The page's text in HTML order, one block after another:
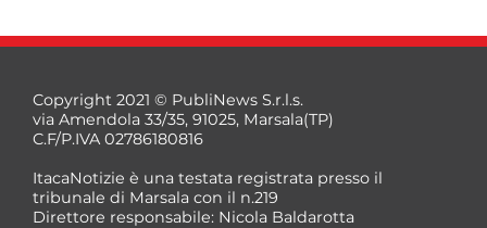
Copyright 2021 © PubliNews S.r.l.s.
via Amendola 33/35, 91025, Marsala(TP)
C.F/P.IVA 02786180816
ItacaNotizie è una testata registrata presso il
tribunale di Marsala con il n.219
Direttore responsabile: Nicola Baldarotta